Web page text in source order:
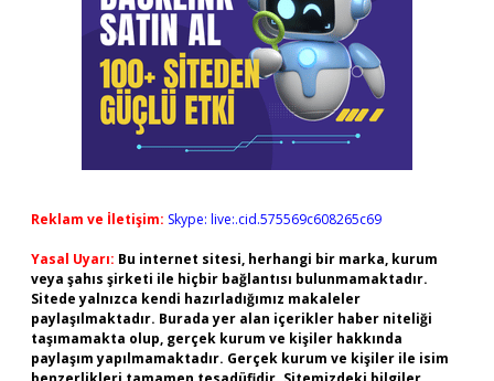
Reklam ve İletişim: Skype: live:.cid.575569c608265c69
Yasal Uyarı: Bu internet sitesi, herhangi bir marka, kurum
veya şahıs şirketi ile hiçbir bağlantısı bulunmamaktadır.
Sitede yalnızca kendi hazırladığımız makaleler
paylaşılmaktadır. Burada yer alan içerikler haber niteliği
taşımamakta olup, gerçek kurum ve kişiler hakkında
paylaşım yapılmamaktadır. Gerçek kurum ve kişiler ile isim